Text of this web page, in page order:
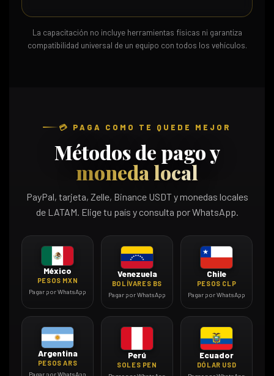
La capacitación no incluye herramientas físicas ni garantiza
compatibilidad universal de un equipo con todos los vehículos.
💳 PAGA COMO TE QUEDE MEJOR
Métodos de pago y
moneda local
PayPal, tarjeta, Zelle, Binance USDT y monedas locales
de LATAM. Elige tu país y consulta por WhatsApp.
México
PESOS MXN
Pagar por WhatsApp
Venezuela
BOLÍVARES BS
Pagar por WhatsApp
Chile
PESOS CLP
Pagar por WhatsApp
Argentina
PESOS ARS
Pagar por WhatsApp
Perú
SOLES PEN
Ecuador
DÓLAR USD